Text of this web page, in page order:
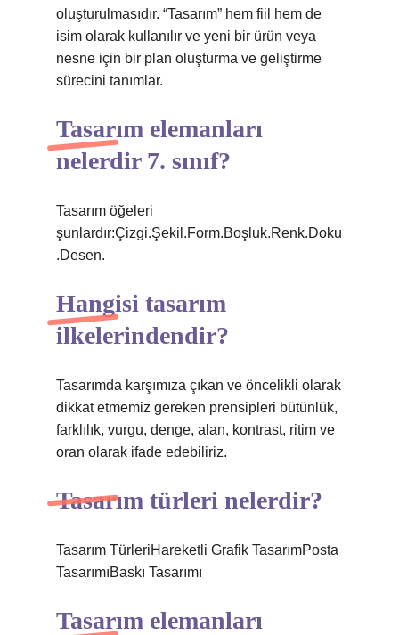
oluşturulmasıdır. “Tasarım” hem fiil hem de
isim olarak kullanılır ve yeni bir ürün veya
nesne için bir plan oluşturma ve geliştirme
sürecini tanımlar.
Tasarım elemanları
nelerdir 7. sınıf?
Tasarım öğeleri
şunlardır:Çizgi.Şekil.Form.Boşluk.Renk.Doku
.Desen.
Hangisi tasarım
ilkelerindendir?
Tasarımda karşımıza çıkan ve öncelikli olarak
dikkat etmemiz gereken prensipleri bütünlük,
farklılık, vurgu, denge, alan, kontrast, ritim ve
oran olarak ifade edebiliriz.
Tasarım türleri nelerdir?
Tasarım TürleriHareketli Grafik TasarımPosta
TasarımıBaskı Tasarımı
Tasarım elemanları